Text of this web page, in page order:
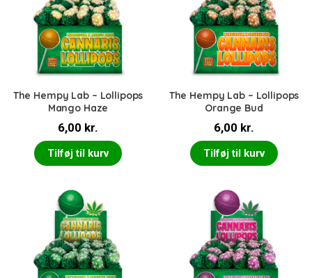
The Hempy Lab – Lollipops
Mango Haze
6,00 kr.
Tilføj til kurv
The Hempy Lab – Lollipops
Orange Bud
6,00 kr.
Tilføj til kurv